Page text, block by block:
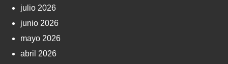
julio 2026
junio 2026
mayo 2026
abril 2026